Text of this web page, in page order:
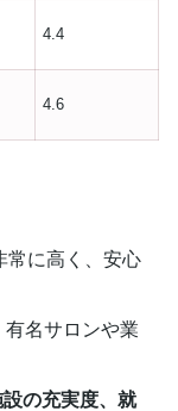
4.4
4.6
常に高く、安心
有名サロンや業
の充実度、就